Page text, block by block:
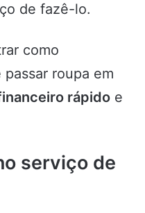
de fazê-lo.
como
roupa em
rápido e
serviço de